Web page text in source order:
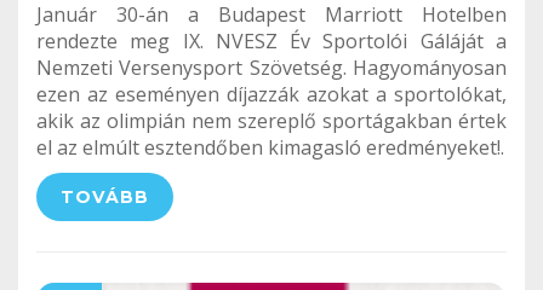
Január 30-án a Budapest Marriott Hotelben
rendezte meg IX. NVESZ Év Sportolói Gáláját a
Nemzeti Versenysport Szövetség. Hagyományosan
ezen az eseményen díjazzák azokat a sportolókat,
akik az olimpián nem szereplő sportágakban értek
el az elmúlt esztendőben kimagasló eredményeket!.
TOVÁBB